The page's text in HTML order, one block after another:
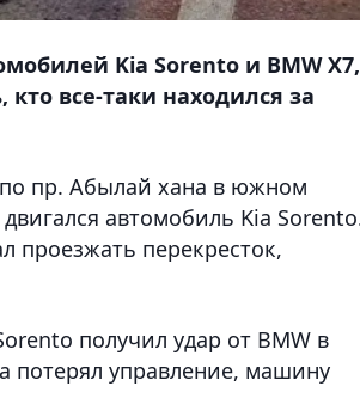
Kia Sorento и BMW X7,
все-таки находился за
по пр. Абылай хана в южном
автомобиль Kia
проезжать перекресток,
получил удар от BMW в
потерял управление, машину